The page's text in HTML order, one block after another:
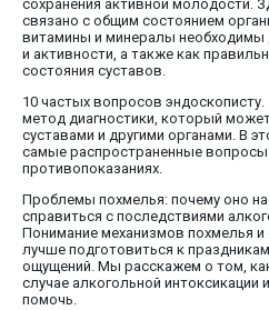
сохранения активной молодости.
связано с общим состоянием
витамины и минералы
и активности, а также как
состояния суставов.
10 частых вопросов
метод диагностики, который
суставами и другими органами. В
самые распространенные вопросы
противопоказаниях.
Проблемы похмелья: почему оно
справиться с последствиями
Понимание механизмов похмелья
лучше подготовиться к
ощущений. Мы расскажем о том,
случае алкогольной интоксикации
помочь.